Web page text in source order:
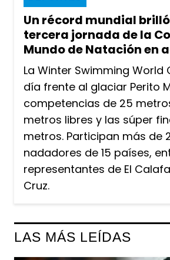
Un récord mundial
tercera jornada de la
Mundo de Natación en
La Winter Swimming World
día frente al glaciar Perito
competencias de 25
metros libres y las súper
metros. Participan más de
nadadores de 15 países,
representantes de El
Cruz.
LAS MÁS LEÍDAS